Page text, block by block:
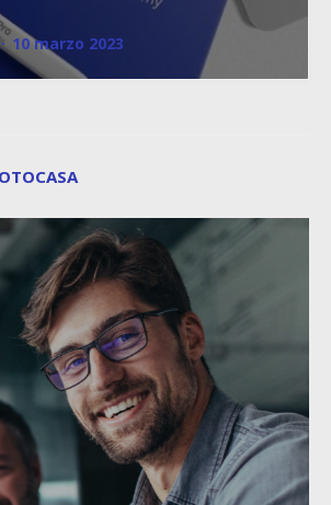
· 10 marzo 2023